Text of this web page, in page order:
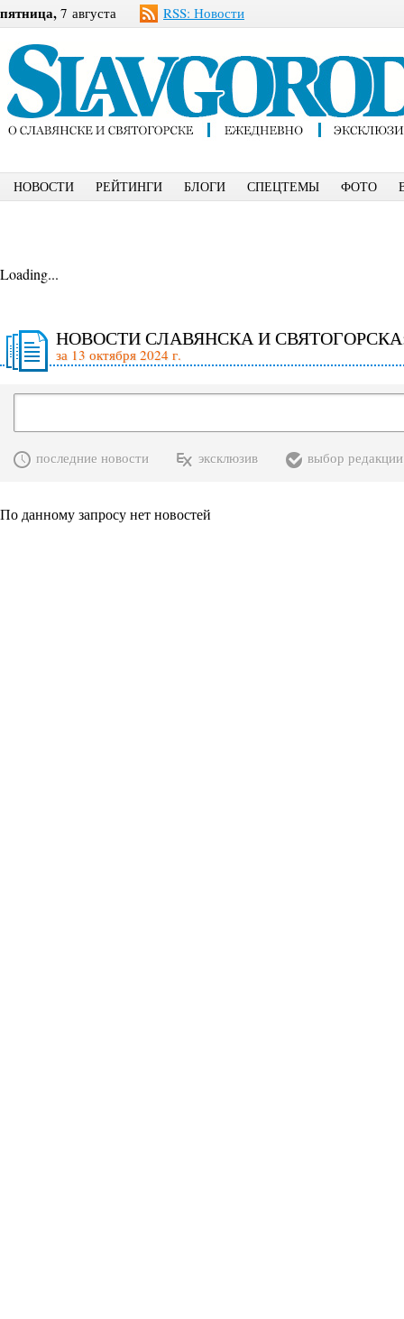
пятница, 7 августа RSS: Новости
НОВОСТИ РЕЙТИНГИ БЛОГИ СПЕЦТЕМЫ ФОТО
Loading...
НОВОСТИ СЛАВЯНСКА И
за 13 октября 2024 г.
последние новости эксклюзив выбор редакции
По данному запросу нет новостей